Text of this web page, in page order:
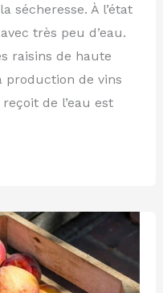
sécheresse. À l’état
très peu d’eau.
raisins de haute
de vins
de l’eau est